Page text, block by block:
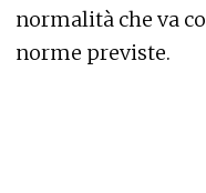
normalità che va
norme previste.